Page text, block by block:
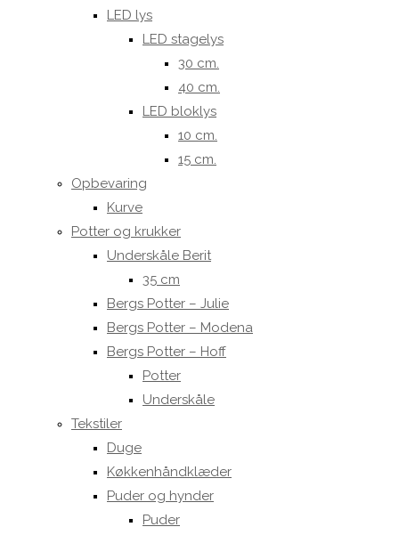
LED lys
LED stagelys
30 cm.
40 cm.
LED bloklys
10 cm.
15 cm.
Opbevaring
Kurve
Potter og krukker
Underskåle Berit
35 cm
Bergs Potter – Julie
Bergs Potter – Modena
Bergs Potter – Hoff
Potter
Underskåle
Tekstiler
Duge
Køkkenhåndklæder
Puder og hynder
Puder